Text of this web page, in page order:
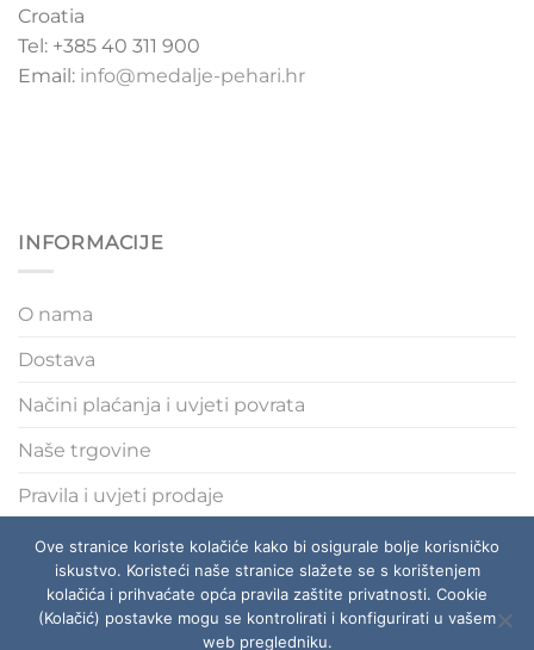
Croatia
Tel: +385 40 311 900
Email: info@medalje-pehari.hr
INFORMACIJE
O nama
Dostava
Načini plaćanja i uvjeti povrata
Naše trgovine
Pravila i uvjeti prodaje
Polica privatnosti
O NAMA DOSTAVA
NAČINI PLAĆANJA I UVJETI POVRATA
NAŠE TRGOVINE
PRAVILA I UVJETI PRODAJE
Ove stranice koriste kolačiće kako bi osigurale bolje korisničko
iskustvo. Koristeći naše stranice slažete se s korištenjem
kolačića i prihvaćate opća pravila zaštite privatnosti. Cookie
(Kolačić) postavke mogu se kontrolirati i konfigurirati u vašem
web pregledniku.